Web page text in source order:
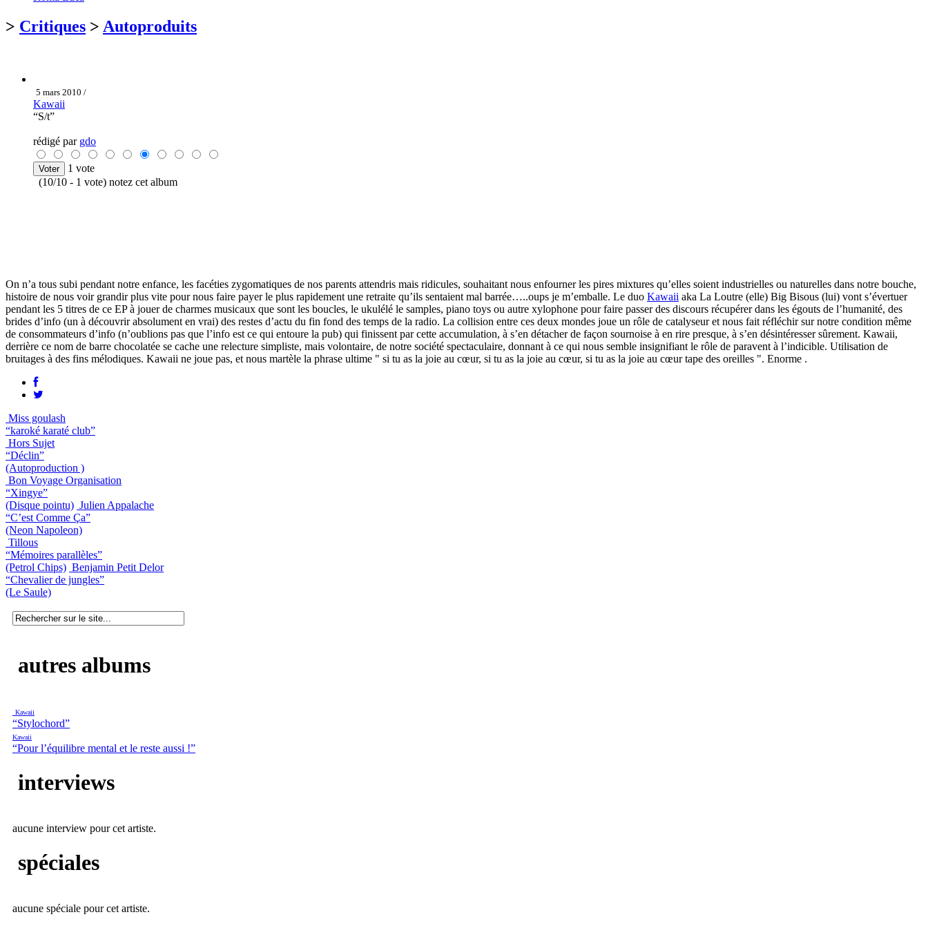
> Critiques > Autoproduits
5 mars 2010 /
Kawaii
“S/t”
rédigé par gdo
1 vote
(10/10 - 1 vote) notez cet album
On n’a tous subi pendant notre enfance, les facéties zygomatiques de nos parents attendris mais ridicules, souhaitant nous enfourner les pires mixtures qu’elles soient industrielles ou naturelles dans notre bouche,
histoire de nous voir grandir plus vite pour nous faire payer le plus rapidement une retraite qu’ils sentaient mal barrée…..oups je m’emballe. Le duo Kawaii aka La Loutre (elle) Big Bisous (lui) vont s’évertuer
pendant les 5 titres de ce EP à jouer de charmes musicaux que sont les boucles, le ukulélé le samples, piano toys ou autre xylophone pour faire passer des discours récupérer dans les égouts de l’humanité, des
brides d’info (un à découvrir absolument en vrai) des restes d’actu du fin fond des temps de la radio. La collision entre ces deux mondes joue un rôle de catalyseur et nous fait réfléchir sur notre condition même
de consommateurs d’info (n’oublions pas que l’info est ce qui entoure la pub) qui finissent par cette accumulation, à s’en détacher de façon sournoise à en rire presque, à s’en désintéresser sûrement. Kawaii,
derrière ce nom de barre chocolatée se cache une relecture simpliste, mais volontaire, de notre société spectaculaire, donnant à ce qui nous semble insignifiant le rôle de paravent à l’indicible. Utilisation de
bruitages à des fins mélodiques. Kawaii ne joue pas, et nous martèle la phrase ultime " si tu as la joie au cœur, si tu as la joie au cœur, si tu as la joie au cœur tape des oreilles ". Enorme .
Miss goulash
“karoké karaté club”
Hors Sujet
“Déclin”
(Autoproduction )
Bon Voyage Organisation
“Xingye”
(Disque pointu) Julien Appalache
“C’est Comme Ça”
(Neon Napoleon)
Tillous
“Mémoires parallèles”
(Petrol Chips) Benjamin Petit Delor
“Chevalier de jungles”
(Le Saule)
autres albums
Kawaii
“Stylochord”
Kawaii
“Pour l’équilibre mental et le reste aussi !”
interviews
aucune interview pour cet artiste.
spéciales
aucune spéciale pour cet artiste.